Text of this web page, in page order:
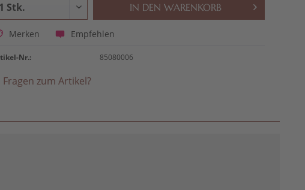
IN DEN WARENKORB
Merken Empfehlen
Nr.: 85080006
Fragen zum Artikel?